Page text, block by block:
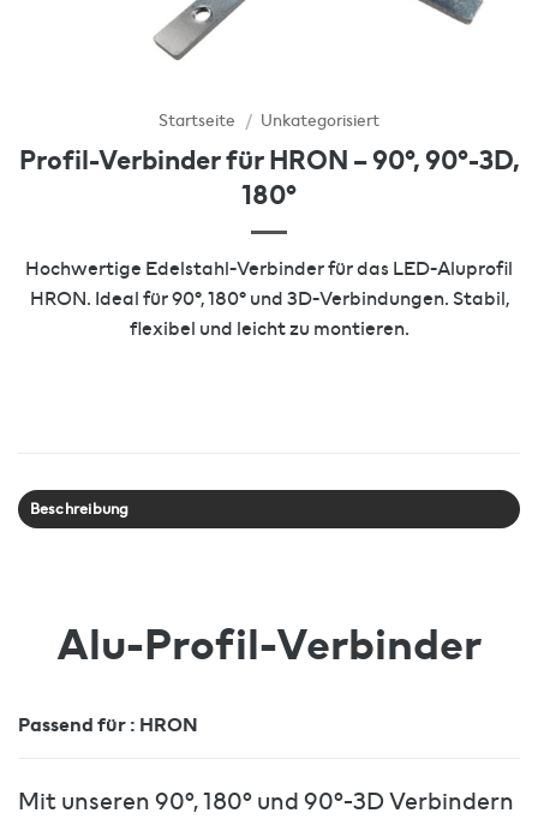
Startseite / Unkategorisiert
Profil-Verbinder für HRON – 90°, 90°-3D,
180°
Hochwertige Edelstahl-Verbinder für das LED-Aluprofil
HRON. Ideal für 90°, 180° und 3D-Verbindungen. Stabil,
flexibel und leicht zu montieren.
Beschreibung
Alu-Profil-Verbinder
Passend für : HRON
Mit unseren 90°, 180° und 90°-3D Verbindern